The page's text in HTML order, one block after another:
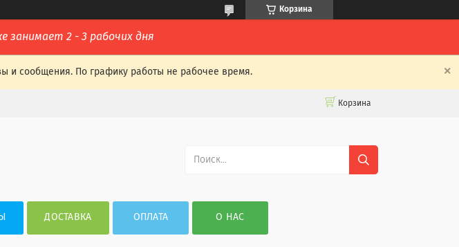
Корзина
занимает 2 - 3 рабочих дня
и сообщения. По графику работы не рабочее время.
Корзина
ДОСТАВКА ОПЛАТА О НАС